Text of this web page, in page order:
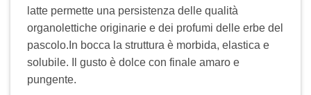
latte permette una persistenza delle qualità
organolettiche originarie e dei profumi delle erbe del
pascolo.In bocca la struttura è morbida, elastica e
solubile. Il gusto è dolce con finale amaro e
pungente.